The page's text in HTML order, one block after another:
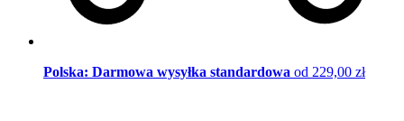
Polska: Darmowa wysyłka standardowa od 229,00 zł